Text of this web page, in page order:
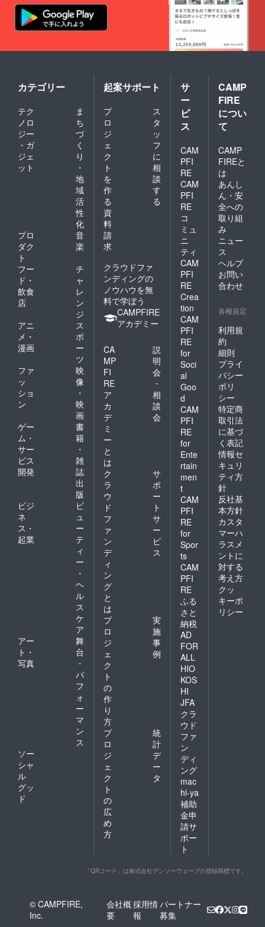
カテゴリー
テク
ノロ
ジー
・ガ
ジェ
ット
ま
ち
づ
く
り
・
地
域
活
性
化
プロ
ダク
ト
音
楽
フー
ド・
飲食
店
チ
ャ
レ
ン
ジ
アニ
メ・
漫画
ス
ポ
ー
ツ
ファ
ッ
ショ
ン
映
像
・
映
画
ゲー
ム・
サー
ビス
開発
書
籍
・
雑
誌
出
版
ビジ
ネ
ス・
起業
ビ
ュ
ー
テ
ィ
ー
・
ヘ
ル
ス
ケ
ア
アー
ト・
写真
舞
台
・
パ
フ
ォ
ー
マ
ン
ス
ソー
シャ
ル
グッ
ド
起案サポート
プ
ロ
ジ
ェ
ク
ト
を
作
る
ス
タ
ッ
フ
に
相
談
す
る
資
料
請
求
クラウドファ
ンディングの
ノウハウを無
料で学ぼう
CAMPFIRE
アカデミー
CA
MP
FI
RE
ア
カ
デ
ミ
ー
と
は
説
明
会
・
相
談
会
ク
ラ
ウ
ド
フ
ァ
ン
デ
ィ
ン
グ
と
は
サ
ポ
ー
ト
サ
ー
ビ
ス
プ
ロ
ジ
ェ
ク
ト
の
作
り
方
実
施
事
例
プ
ロ
ジ
ェ
ク
ト
の
広
め
方
統
計
デ
ー
タ
サ
ー
ビ
ス
CAM
PFI
RE
CAM
PFI
RE
コ
ミュ
ニ
ティ
CAM
PFI
RE
Crea
tion
CAM
PFI
RE
for
Soci
al
Goo
d
CAM
PFI
RE
for
Ente
rtain
men
t
CAM
PFI
RE
for
Spor
ts
CAM
PFI
RE
ふる
さと
納税
AD
FOR
ALL
HIO
KOS
HI
JFA
クラ
ウド
ファ
ン
ディ
ング
mac
hi-ya
補助
金申
請サ
ポー
ト
CAMP
FIRE
につい
て
CAMP
FIREと
は
あんし
ん・安
全への
取り組
み
ニュー
ス
ヘルプ
お問い
合わせ
各種規定
利用規
約
細則
プライ
バシー
ポリ
シー
特定商
取引法
に基づ
く表記
情報セ
キュリ
ティ方
針
反社基
本方針
カスタ
マーハ
ラスメ
ントに
対する
考え方
クッ
キーポ
リシー
「QRコード」は株式会社デンソーウェーブの登録商標です。
© CAMPFIRE,
Inc.
会社概
要
採用情
報
パートナー
募集